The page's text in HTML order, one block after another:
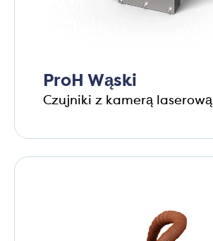
ProH Wąski
Czujniki z kamerą laserową